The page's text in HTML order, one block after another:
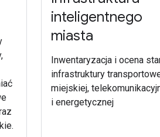
inteligentnego
miasta
Inwentaryzacja i ocena
infrastruktury
miejskiej,
i energetycznej